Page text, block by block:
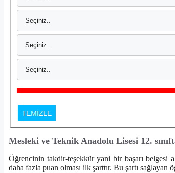
TEMİZLE
Mesleki ve Teknik Anadolu Lisesi 12.
Öğrencinin takdir-teşekkür yani bir başarı belgesi
daha fazla puan olması ilk şarttır. Bu şartı sağlayan